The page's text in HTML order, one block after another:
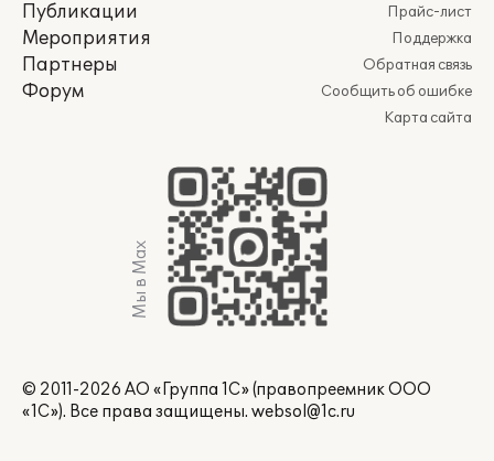
Публикации
Мероприятия
Партнеры
Форум
Прайс-лист
Поддержка
Обратная связь
Сообщить об ошибке
Карта сайта
Мы в Max
© 2011-2026 АО «Группа 1С» (правопреемник ООО
«1С»). Все права защищены. websol@1c.ru